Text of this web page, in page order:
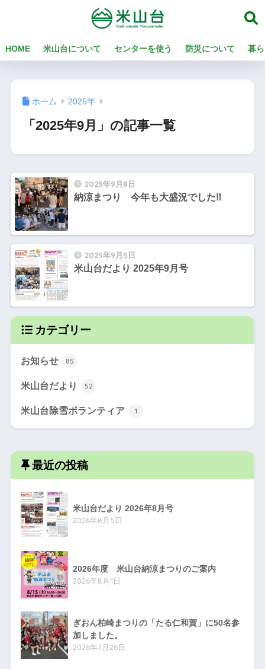
HOME 米山台について センターを使う 防災について 暮
ホーム 2025年
「2025年9月」の記事一覧
2025年9月8日
納涼まつり 今年も大盛況でした‼
2025年9月5日
米山台だより 2025年9月号
カテゴリー
お知らせ 85
米山台だより 52
米山台除雪ボランティア 1
最近の投稿
米山台だより 2026年8月号
2026年8月5日
2026年度 米山台納涼まつりのご案内
2026年8月1日
ぎおん柏崎まつりの「たる仁和賀」に50名参
加しました。
2026年7月26日